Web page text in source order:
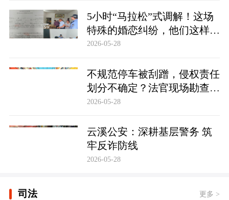
5小时“马拉松”式调解！这场
特殊的婚恋纠纷，他们这样化
解……
2026-05-28
不规范停车被刮蹭，侵权责任
划分不确定？法官现场勘查定
争纷
2026-05-28
云溪公安：深耕基层警务 筑
牢反诈防线
2026-05-28
司法 更多 >